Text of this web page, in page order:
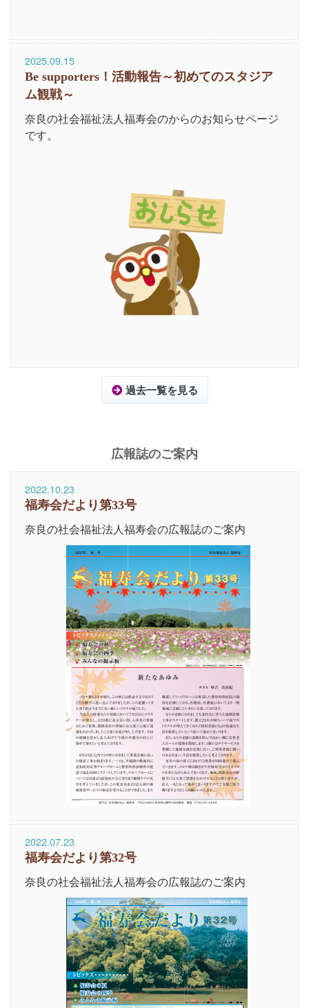
2025.09.15
Be supporters！活動報告～初めてのスタジア
ム観戦～
奈良の社会福祉法人福寿会のからのお知らせページ
です。
過去一覧を見る
広報誌のご案内
2022.10.23
福寿会だより第33号
奈良の社会福祉法人福寿会の広報誌のご案内
2022.07.23
福寿会だより第32号
奈良の社会福祉法人福寿会の広報誌のご案内